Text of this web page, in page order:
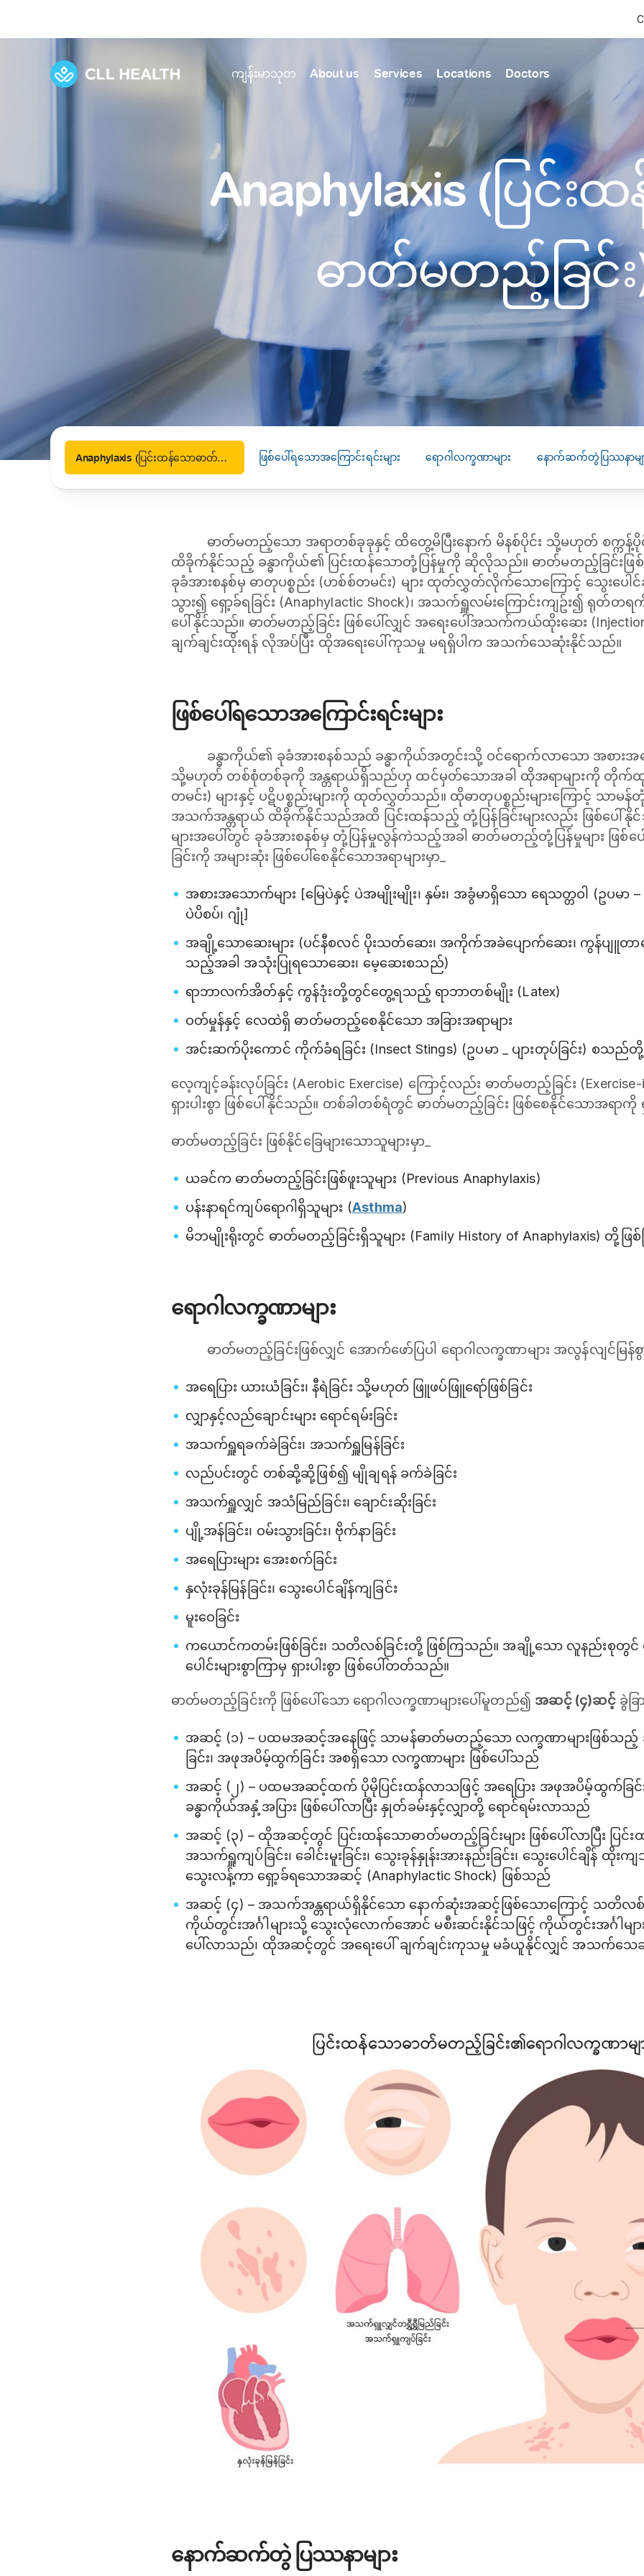
ကျန်းမာသုတ
View all health articles
Diseases and Conditions
Tests and Procedures
Drugs and Supplements
Healthy Lifestyles
Find Health articles by first letter
C D E F G H I J
K
L
M N O P Q T U
V
W
X Y #
Or search by keyword
ALL ARTICLES
SEARCH
About us
Discover our commitment to transforming healthcare
Our history
News &
PRESS RELEASE
16 JAN 2026
CLL HEALTH
Myanmar
Phyu
Yangon, Myanmar,
January 2026 —
HEALTH is pleased
announce the...
Services
Explore Services
Comprehensive care for your health and well-being
Primary care Developmental screening
Diagnostics
Rehabilitation Health screening
Our
Trusted care for
to elderly
needed
Locations
Our Facilities
Comprehensive care for your health and well-being
Our polyclinics
Quality primary and specialty care near you
Diagnostics and treatment in one place
Laboratories
Accurate and reliable diagnostic testing services
Medical travel offices
Our clinics
Dedicated to
healthcare services
Shin Saw Pu
A Top-Tier Primary
Local and Expatriate
Doctors
Anaphylaxis (ပြင်း
ဓာတ်မတည့်ခြင်း
Anaphylaxis (ပြင်းထန်သောဓာတ်မတည့်ခြင်း) ဖြစ်ပေါ်ရသောအကြောင်းရင်းများ ရောဂါလက္ခဏာများ နောက်ဆက်တွဲပြဿနာမျ
ဓာတ်မတည့်သော အရာတစ်ခုခုနှင့် ထိတွေ့မိပြီးနောက် မိနစ်ပိုင်း သို့မဟုတ် စက္ကန့်
ထိခိုက်နိုင်သည့် ခန္ဓာကိုယ်၏ ပြင်းထန်သောတုံ့ပြန်မှုကို ဆိုလိုသည်။ ဓာတ်မတည့်ခြင်းဖြ
ခုခံအားစနစ်မှ ဓာတုပစ္စည်း (ဟစ်စ်တမင်း) များ ထုတ်လွှတ်လိုက်သောကြောင့် သွေးပေ
သွား၍ ရှော့ခ်ရခြင်း (Anaphylactic Shock)၊ အသက်ရှူလမ်းကြောင်းကျဥ်း၍ ရုတ်တ
ပေါ်နိုင်သည်။ ဓာတ်မတည့်ခြင်း ဖြစ်ပေါ်လျှင် အရေးပေါ်အသက်ကယ်ထိုးဆေး (Injection
ချက်ချင်းထိုးရန် လိုအပ်ပြီး ထိုအ‌‌ရေးပေါ်ကုသမှု မရရှိပါက အသက်သေဆုံးနိုင်သည်။
ဖြစ်ပေါ်ရသောအကြောင်းရင်းများ
ခန္ဓာကိုယ်၏ ခုခံအားစနစ်သည် ခန္ဓာကိုယ်အတွင်းသို့ ဝင်ရောက်လာသော အစားအသေ
သို့မဟုတ် တစ်စုံတစ်ခုကို အန္တရာယ်ရှိသည်ဟု ထင်မှတ်သောအခါ ထိုအရာများကို တိုက်ထု
တမင်း) များနှင့် ပဋိပစ္စည်းများကို ထုတ်လွှတ်သည်။ ထိုဓာတုပစ္စည်းများကြောင့် သာမ
အသက်အန္တရာယ် ထိခိုက်နိုင်သည်အထိ ပြင်းထန်သည့် တုံ့ပြန်ခြင်းများလည်း ဖြစ်ပေါ်နို
များအပေါ်တွင် ခုခံအားစနစ်မှ တုံ့ပြန်မှုလွန်ကဲသည့်အခါ ဓာတ်မတည့်တုံ့ပြန်မှုများ ဖြ
ခြင်းကို အများဆုံး ဖြစ်ပေါ်စေနိုင်သောအရာများမှာ_
အစားအသောက်များ [မြေပဲနှင့် ပဲအမျိုးမျိုး၊ နှမ်း၊ အခွံမာရှိသော ရေသတ္တဝါ (ဥပမာ –
ပဲပိစပ်၊ ဂျုံ]
အချို့သောဆေးများ (ပင်နီစလင် ပိုးသတ်ဆေး၊ အကိုက်အခဲပျောက်ဆေး၊ ကွန်ပျူတာ
သည့်အခါ အသုံးပြုရသောဆေး၊ မေ့ဆေးစသည်)
ရာဘာလက်အိတ်နှင့် ကွန်ဒုံးတို့တွင်တွေ့ရသည့် ရာဘာတစ်မျိုး (Latex)
ဝတ်မှုန်နှင့် လေထဲရှိ ဓာတ်မတည့်စေနိုင်သော အခြားအရာများ
အင်းဆက်ပိုးကောင် ကိုက်ခံရခြင်း (Insect Stings) (ဥပမာ _ ပျားတုပ်ခြင်း) စသည်
လေ့ကျင့်ခန်းလုပ်ခြင်း (Aerobic Exercise) ကြောင့်လည်း ဓာတ်မတည့်ခြင်း (Exercise-
ရှားပါးစွာ ဖြစ်ပေါ်နိုင်သည်။ တစ်ခါတစ်ရံတွင် ဓာတ်မတည့်ခြင်း ဖြစ်စေနိုင်သောအရာကို
ဓာတ်မတည့်ခြင်း ဖြစ်နိုင်ခြေများသောသူများမှာ_
ယခင်က ဓာတ်မတည့်ခြင်းဖြစ်ဖူးသူများ (Previous Anaphylaxis)
ပန်းနာရင်ကျပ်ရောဂါရှိသူများ (Asthma)
မိဘမျိုးရိုးတွင် ဓာတ်မတည့်ခြင်းရှိသူများ (Family History of Anaphylaxis) တို့ဖ
ရောဂါလက္ခဏာများ
ဓာတ်မတည့်ခြင်းဖြစ်လျှင် အောက်ဖော်ပြပါ ရောဂါလက္ခဏာများ အလွန်လျင်မြန်
အရေပြား ယားယံခြင်း၊ နီရဲခြင်း သို့မဟုတ် ဖြူဖပ်ဖြူရော်ဖြစ်ခြင်း
လျှာနှင့်လည်ချောင်းများ ရောင်ရမ်းခြင်း
အသက်ရှူရခက်ခဲခြင်း၊ အသက်ရှူမြန်ခြင်း
လည်ပင်းတွင် တစ်ဆို့ဆို့ဖြစ်၍ မျိုချရန် ခက်ခဲခြင်း
အသက်ရှူလျှင် အသံမြည်ခြင်း၊ ချောင်းဆိုးခြင်း
ပျို့အန်ခြင်း၊ ဝမ်းသွားခြင်း၊ ဗိုက်နာခြင်း
အရေပြားများ အေးစက်ခြင်း
နှလုံးခုန်မြန်ခြင်း၊ သွေးပေါင်ချိန်ကျခြင်း
မူးဝေခြင်း
ကယောင်ကတမ်းဖြစ်ခြင်း၊ သတိလစ်ခြင်းတို့ ဖြစ်ကြသည်။ အချို့သော လူနည်းစုတွင်
ပေါင်းများစွာကြာမှ ရှားပါးစွာ ဖြစ်ပေါ်တတ်သည်။
ဓာတ်မတည့်ခြင်းကို ဖြစ်ပေါ်သော ‌ရောဂါလက္ခဏာများပေါ်မူတည်၍ အဆင့် (၄)ဆင့်ခွဲခ
အဆင့် (၁) – ပထမအဆင့်အနေဖြင့် သာမန်ဓာတ်မတည့်သော လက္ခဏာများဖြစ်သည့် အရ
ခြင်း၊ အဖုအပိမ့်ထွက်ခြင်း အစရှိသော လက္ခဏာများ ဖြစ်ပေါ်သည်
အဆင့် (၂) – ပထမအဆင့်ထက် ပိုမိုပြင်းထန်လာသဖြင့် အရေပြား အဖုအပိမ့်ထွက်ခြင်
ခန္ဓာကိုယ်အနှံ့အပြား ဖြစ်ပေါ်လာပြီး နှုတ်ခမ်းနှင့်လျှာတို့ ရောင်ရမ်းလာသည်
အဆင့် (၃) – ထိုအဆင့်တွင် ပြင်းထန်သောဓာတ်မတည့်ခြင်းများ ဖြစ်ပေါ်လာပြီး ပြင်းထ
အသက်ရှူကျပ်ခြင်း၊ ခေါင်းမူးခြင်း၊ သွေးခုန်နှုန်းအားနည်းခြင်း၊ သွေးပေါင်ချိန် ထိုးကျသွ
သွေးလန့်ကာ ရှော့ခ်ရသောအဆင့် (Anaphylactic Shock) ဖြစ်သည်
အဆင့် (၄) – အသက်အန္တရာယ်ရှိနိုင်သော နောက်ဆုံးအဆင့်ဖြစ်သောကြောင့် သတိလစ်ခ
ကိုယ်တွင်းအင်္ဂါများသို့ သွေးလုံလောက်အောင် မစီးဆင်းနိုင်သဖြင့် ကိုယ်တွင်းအင်္ဂါမျာ
ပေါ်လာသည်၊ ထိုအဆင့်တွင် အရေးပေါ် ချက်ချင်းကုသမှု မခံယူနိုင်လျှင် အသက်သ
နောက်ဆက်တွဲ ပြဿနာများ